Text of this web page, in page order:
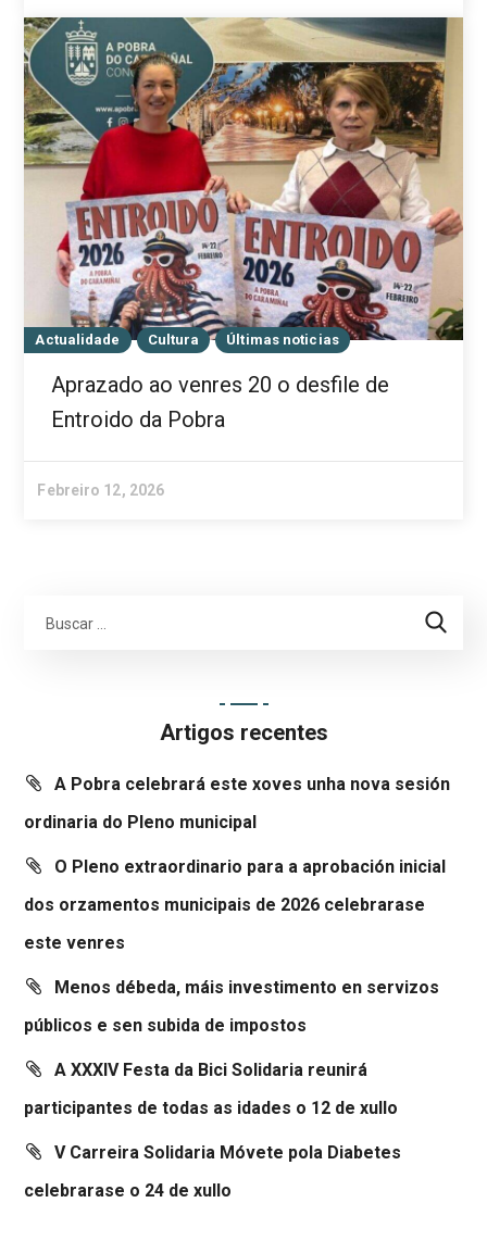
Actualidade Cultura Últimas noticias
Aprazado ao venres 20 o desfile de
Entroido da Pobra
Febreiro 12, 2026
Artigos recentes
A Pobra celebrará este xoves unha nova sesión
ordinaria do Pleno municipal
O Pleno extraordinario para a aprobación inicial
dos orzamentos municipais de 2026 celebrarase
este venres
Menos débeda, máis investimento en servizos
públicos e sen subida de impostos
A XXXIV Festa da Bici Solidaria reunirá
participantes de todas as idades o 12 de xullo
V Carreira Solidaria Móvete pola Diabetes
celebrarase o 24 de xullo